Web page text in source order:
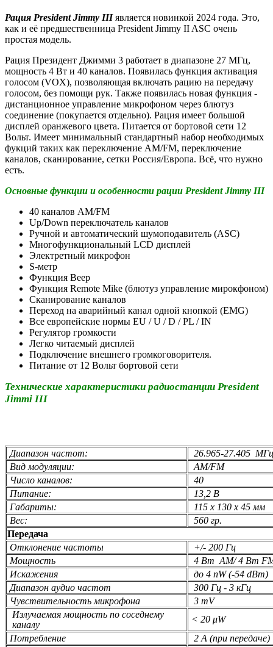
Рация President Jimmy IIIявляется новинкой 2024 года. Это,
как и её предшественница President Jimmy II ASC очень
простая модель.
Рация Президент Джимми 3 работает в диапазоне 27 МГц,
мощность 4 Вт и 40 каналов. Появилась функция активация
голосом (VOX), позволяющая включать рацию на передачу
голосом, без помощи рук. Также появилась новая функция -
дистанционное управление микрофоном через блютуз
соединение (покупается отдельно). Рация имеет большой
дисплей оранжевого цвета. Питается от бортовой сети 12
Вольт. Имеет минимальный стандартный набор необходимых
фукций таких как переключение AM/FM, переключение
каналов, сканирование, сетки Россия/Европа. Всё, что нужно
есть.
Основные функции и особенности рации President Jimmy III
40 каналов АМ/FM
Up/Down переключатель каналов
Ручной и автоматический шумоподавитель (ASC)
Многофункциональный LCD дисплей
Электретный микрофон
S-метр
Функция Beep
Функция Remote Mike (блютуз управление мирокфоном)
Сканирование каналов
Переход на аварийный канал одной кнопкой (EMG)
Все европейские нормы EU / U / D / PL / IN
Регулятор громкости
Легко читаемый дисплей
Подключение внешнего громкоговорителя.
Питание от 12 Вольт бортовой сети
Технические характеристики радиостанции President
Jimmi III
Диапазон частот: 26.965-27.405 МГц
Вид модуляции:
AM/FM
Число каналов:
40
Питание:
13,2 В
Габариты:
115 x 130 x 45 мм
Вес:
560 гр.
Передача
Отклонение частоты
+/- 200 Гц
Мощность
4 Вт АМ/ 4 Вт
Искажения
до 4 nW (-54 dBm)
Диапазон аудио частот
300 Гц - 3 кГц
Чувствительность микрофона
3 mV
Излучаемая мощность по соседнему
каналу
< 20 μW
Потребление
2 А (при передаче)